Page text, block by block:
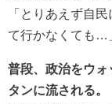
「とりあえず自
て行かなくても…
普段、政治をウ
タンに流される